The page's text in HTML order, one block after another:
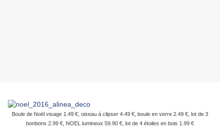
Boule de Noël visage 1.49 €, oiseau à clipser 4.49 €, boule en verre 2.49 €, lot de 3
bonbons 2.99 €, NOEL lumineux 59.90 €, lot de 4 étoiles en bois 1.99 €